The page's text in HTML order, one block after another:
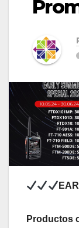
Productos